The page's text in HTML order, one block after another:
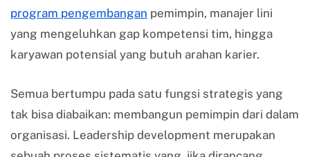
program pengembangan pemimpin, manajer lini
yang mengeluhkan gap kompetensi tim, hingga
karyawan potensial yang butuh arahan karier.
Semua bertumpu pada satu fungsi strategis yang
tak bisa diabaikan: membangun pemimpin dari dalam
organisasi. Leadership development merupakan